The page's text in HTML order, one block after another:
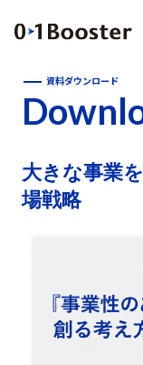
資料ダウンロード
大きな事業
場戦略